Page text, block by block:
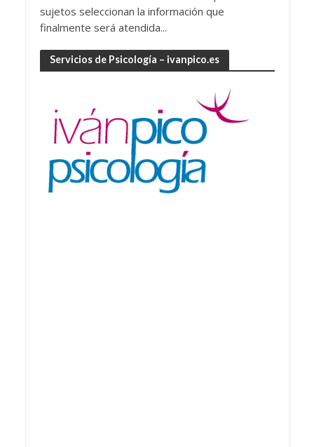
sujetos seleccionan la información que
finalmente será atendida...
Servicios de Psicología – ivanpico.es